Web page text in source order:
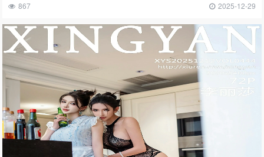
867 2025-12-29